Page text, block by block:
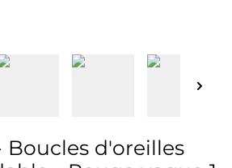
Boucles d'oreilles